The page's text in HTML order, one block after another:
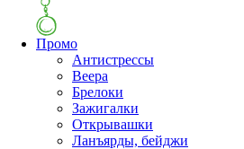
Промо
Антистрессы
Веера
Брелоки
Зажигалки
Открывашки
Ланъярды, бейджи